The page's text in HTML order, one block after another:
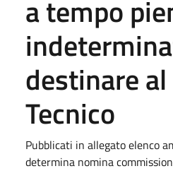
a tempo
destinare
Tecnico
Pubblicati in allegato elenco
determina nomina